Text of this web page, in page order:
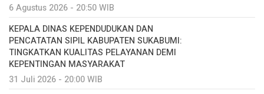
6 Agustus 2026 - 20:50 WIB
KEPALA DINAS KEPENDUDUKAN DAN
PENCATATAN SIPIL KABUPATEN SUKABUMI:
TINGKATKAN KUALITAS PELAYANAN DEMI
KEPENTINGAN MASYARAKAT
31 Juli 2026 - 20:00 WIB